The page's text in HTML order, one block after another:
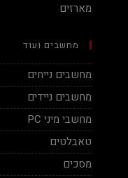
מארזים
מחשבים ועוד
מחשבים נייחים
מחשבים ניידים
מחשבי מיני PC
טאבלטים
מסכים